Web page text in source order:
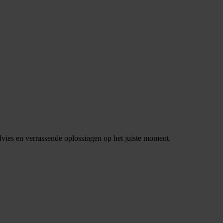
en verrassende oplossingen op het juiste moment.